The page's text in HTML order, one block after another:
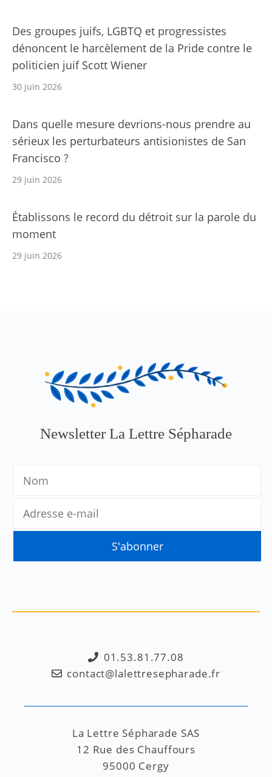
Des groupes juifs, LGBTQ et progressistes
dénoncent le harcèlement de la Pride contre le
politicien juif Scott Wiener
30 juin 2026
Dans quelle mesure devrions-nous prendre au
sérieux les perturbateurs antisionistes de San
Francisco ?
29 juin 2026
Établissons le record du détroit sur la parole du
moment
29 juin 2026
Newsletter La Lettre Sépharade
01.53.81.77.08
contact@lalettresepharade.fr
La Lettre Sépharade SAS
12 Rue des Chauffours
95000 Cergy